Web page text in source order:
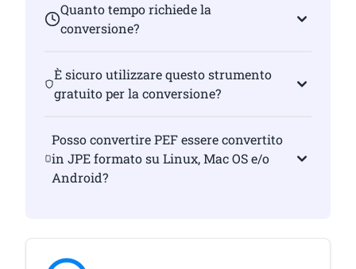
Quanto tempo richiede la
conversione?
È sicuro utilizzare questo strumento
gratuito per la conversione?
Posso convertire PEF essere convertito
in JPE formato su Linux, Mac OS e/o
Android?